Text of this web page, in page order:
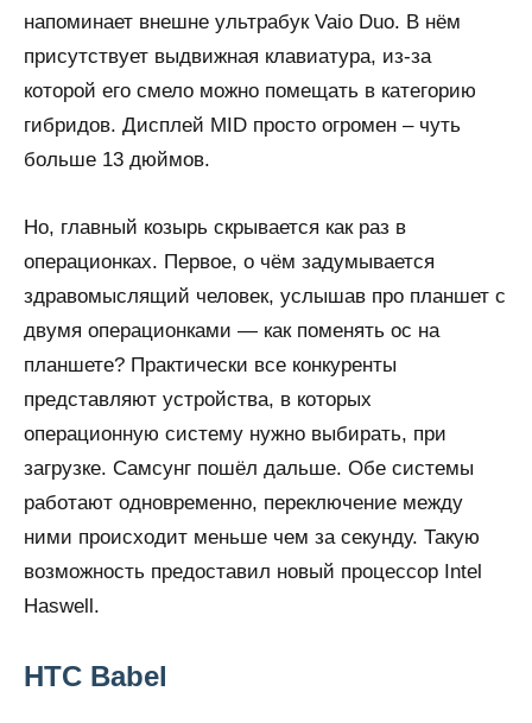
напоминает внешне ультрабук Vaio Duo. В нём
присутствует выдвижная клавиатура, из-за
которой его смело можно помещать в категорию
гибридов. Дисплей MID просто огромен – чуть
больше 13 дюймов.
Но, главный козырь скрывается как раз в
операционках. Первое, о чём задумывается
здравомыслящий человек, услышав про планшет с
двумя операционками — как поменять ос на
планшете? Практически все конкуренты
представляют устройства, в которых
операционную систему нужно выбирать, при
загрузке. Самсунг пошёл дальше. Обе системы
работают одновременно, переключение между
ними происходит меньше чем за секунду. Такую
возможность предоставил новый процессор Intel
Haswell.
HTC Babel